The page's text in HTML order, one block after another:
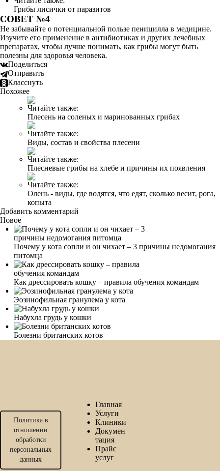
Грибы лисички от паразитов
СОВЕТ №4
Не забывайте о потенциальной пользе пеницилла в медицине.
Изучите его применение в антибиотиках и других лечебных
препаратах, чтобы лучше понимать, как грибы могут быть
полезны для здоровья человека.
Поделиться
Отправить
Класснуть
Похожее
Читайте также:
Плесень на соленых и маринованных грибах
Читайте также:
Виды, состав и свойства плесени
Читайте также:
Плесневые грибы на хлебе и причины их появления
Читайте также:
Олень - виды, где водятся, что едят, сколько весит, рога,
копыта
Добавить комментарий
Новое
Почему у кота сопли и он чихает – 3 причины недомогания
питомца
Как дрессировать кошку – правила обучения командам
Эозинофильная гранулема у кота
Набухла грудь у кошки
Болезни британских котов
Политика в
отношении
обработки
персональных
данных
Главная
Услуги
Клиники
Докумен
тация
Прайс
услуг